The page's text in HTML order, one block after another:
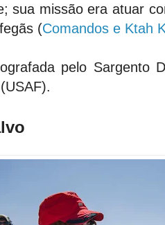
sua missão era atuar
(Comandos e Ktah
pelo Sargento